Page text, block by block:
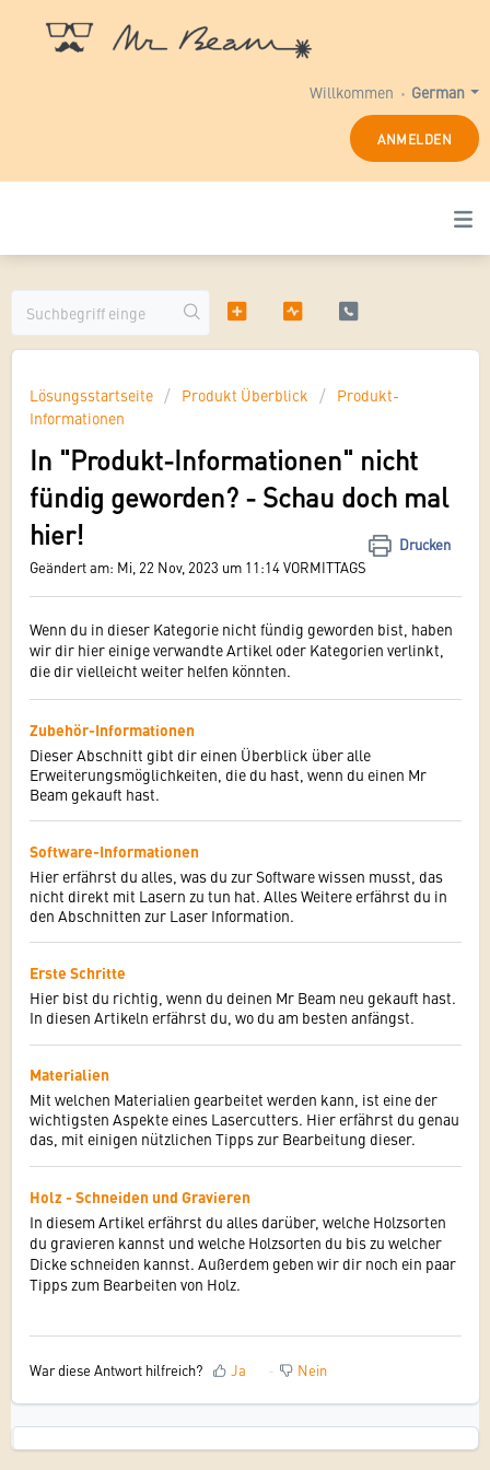
German
Willkommen
ANMELDEN
Lösungsstartseite Produkt Überblick
Produkt-
Informationen
In "Produkt-Informationen" nicht
fündig geworden? - Schau doch mal
hier!
Drucken
Geändert am: Mi, 22 Nov, 2023 um 11:14 VORMITTAGS
Wenn du in dieser Kategorie nicht fündig geworden bist, haben
wir dir hier einige verwandte Artikel oder Kategorien verlinkt,
die dir vielleicht weiter helfen könnten.
Zubehör-Informationen
Dieser Abschnitt gibt dir einen Überblick über alle
Erweiterungsmöglichkeiten, die du hast, wenn du einen Mr
Beam gekauft hast.
Software-Informationen
Hier erfährst du alles, was du zur Software wissen musst, das
nicht direkt mit Lasern zu tun hat. Alles Weitere erfährst du in
den Abschnitten zur Laser Information.
Erste Schritte
Hier bist du richtig, wenn du deinen Mr Beam neu gekauft hast.
In diesen Artikeln erfährst du, wo du am besten anfängst.
Materialien
Mit welchen Materialien gearbeitet werden kann, ist eine der
wichtigsten Aspekte eines Lasercutters. Hier erfährst du genau
das, mit einigen nützlichen Tipps zur Bearbeitung dieser.
Holz - Schneiden und Gravieren
In diesem Artikel erfährst du alles darüber, welche Holzsorten
du gravieren kannst und welche Holzsorten du bis zu welcher
Dicke schneiden kannst. Außerdem geben wir dir noch ein paar
Tipps zum Bearbeiten von Holz.
War diese Antwort hilfreich? Ja Nein